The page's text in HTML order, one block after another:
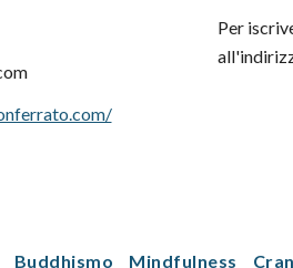
Per
Buddhismo Mindfulness